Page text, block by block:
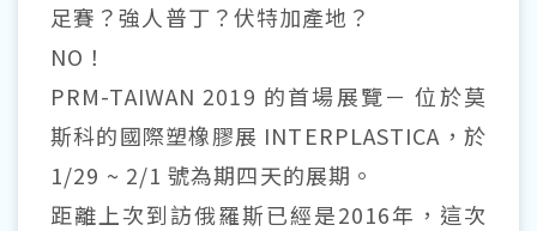
足賽？強人普丁？伏特加產地？
NO！
PRM-TAIWAN 2019 的首場展覽－ 位於莫
斯科的國際塑橡膠展 INTERPLASTICA，於
1/29 ~ 2/1 號為期四天的展期。
距離上次到訪俄羅斯已經是2016年，這次